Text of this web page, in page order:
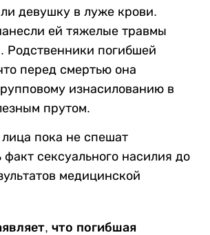
девушку в луже крови.
ей тяжелые травмы
Родственники погибшей
перед смертью она
изнасилованию в
прутом.
пока не спешат
сексуального насилия до
медицинской
что погибшая